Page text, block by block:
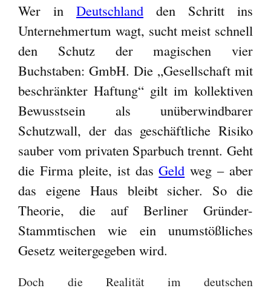
Wer inDeutschland den Schritt ins
Unternehmertum wagt, sucht meist schnell
den Schutz der magischen vier
Buchstaben: GmbH. Die „Gesellschaft mit
beschränkter Haftung“ gilt im kollektiven
Bewusstsein als unüberwindbarer
Schutzwall, der das geschäftliche Risiko
sauber vom privaten Sparbuch trennt. Geht
die Firma pleite, ist dasGeld weg – aber
das eigene Haus bleibt sicher. So die
Theorie, die auf Berliner Gründer-
Stammtischen wie ein unumstößliches
Gesetz weitergegeben wird.
Doch die Realität im deutschen